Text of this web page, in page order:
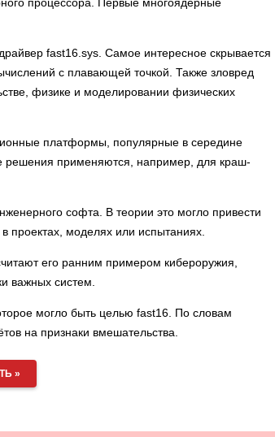
fast16.sys. Самое интересное скрывается
с плавающей точкой. Также зловред
физике и моделировании физических
платформы, популярные в середине
решения применяются, например, для краш-
софта. В теории это могло привести
моделях или испытаниях.
его ранним примером кибероружия,
важных систем.
могло быть целью fast16. По словам
на признаки вмешательства.
»